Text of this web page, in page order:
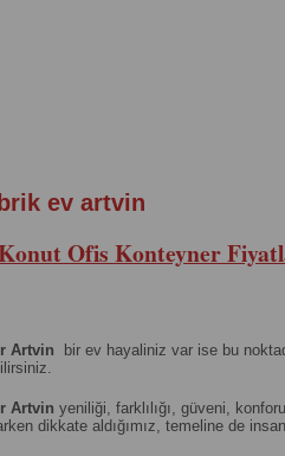
ev artvin
Ofis Konteyner
Artvin bir ev hayaliniz var ise bu
Artvin yeniliği, farklılığı, güveni,
dikkate aldığımız, temeline de